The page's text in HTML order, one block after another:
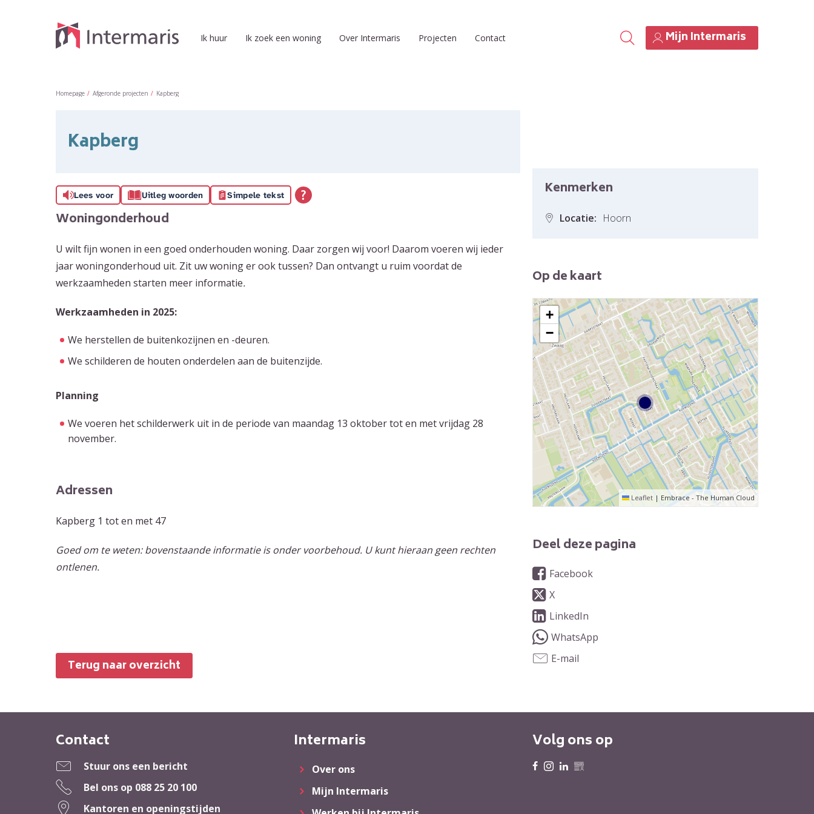
Naar hoofdinhoud
Naar hoofdnavigatiemenu
Naar zoeken
Naar de homepage
Ik huur Ik zoek een woning Over Intermaris Projecten Contact Mijn Intermaris
Homepage Afgeronde projecten Kapberg
Kapberg
Lees voor Uitleg woorden Simpele tekst
Woningonderhoud
U wilt fijn wonen in een goed onderhouden woning. Daar zorgen wij voor! Daarom voeren wij ieder
jaar woningonderhoud uit. Zit uw woning er ook tussen? Dan ontvangt u ruim voordat de
werkzaamheden starten meer informatie.
Werkzaamheden in 2025:
We herstellen de buitenkozijnen en -deuren.
We schilderen de houten onderdelen aan de buitenzijde.
Planning
We voeren het schilderwerk uit in de periode van maandag 13 oktober tot en met vrijdag 28
november.
Adressen
Kapberg 1 tot en met 47
Goed om te weten: bovenstaande informatie is onder voorbehoud. U kunt hieraan geen rechten
ontlenen.
Terug naar overzicht
Kenmerken
Locatie: Hoorn
Op de kaart
+
−
Leaflet | Embrace - The Human Cloud
Deel deze pagina
Facebook
X
LinkedIn
WhatsApp
E-mail
Contactinformatie
Contact
Stuur ons een bericht
Bel ons op 088 25 20 100
Kantoren en openingstijden
Intermaris
Over ons
Mijn Intermaris
Volg ons op